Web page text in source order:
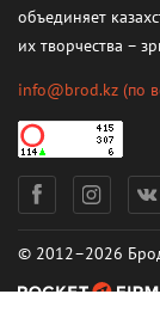
объединяет
их творчества –
info@brod.kz (по
© 2012–2026